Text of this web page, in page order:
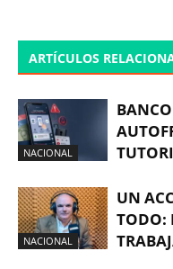
ARTÍCULOS
NACIONAL
NACIONAL
UN
TODO: